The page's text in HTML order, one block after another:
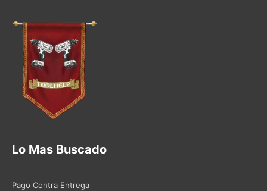
Lo Mas Buscado
Pago Contra Entrega